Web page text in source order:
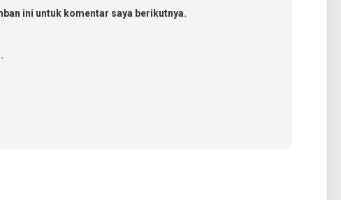
ini untuk komentar saya berikutnya.